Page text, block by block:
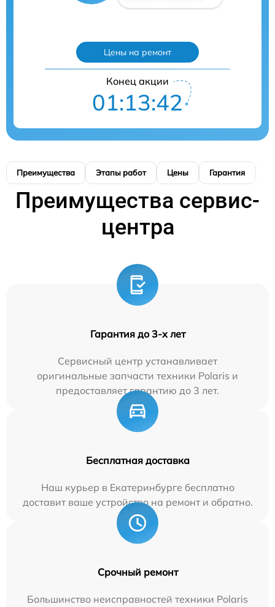
Цены на ремонт
Конец акции
01:13:41
Преимущества Этапы работ Цены Гарантия
Преимущества сервис-
центра
Гарантия до 3-х лет
Сервисный центр устанавливает
оригинальные запчасти техники Polaris и
предоставляет гарантию до 3 лет.
Бесплатная доставка
Наш курьер в Екатеринбурге бесплатно
доставит ваше устройство на ремонт и обратно.
Срочный ремонт
Большинство неисправностей техники Polaris